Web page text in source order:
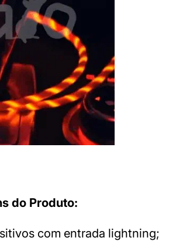
do Produto:
com entrada lightning;